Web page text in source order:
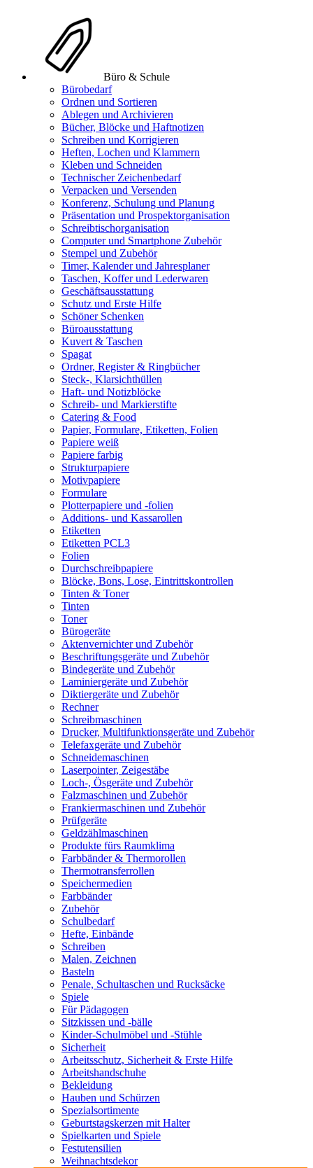
Büro & Schule
Bürobedarf
Ordnen und Sortieren
Ablegen und Archivieren
Bücher, Blöcke und Haftnotizen
Schreiben und Korrigieren
Heften, Lochen und Klammern
Kleben und Schneiden
Technischer Zeichenbedarf
Verpacken und Versenden
Konferenz, Schulung und Planung
Präsentation und Prospektorganisation
Schreibtischorganisation
Computer und Smartphone Zubehör
Stempel und Zubehör
Timer, Kalender und Jahresplaner
Taschen, Koffer und Lederwaren
Geschäftsausstattung
Schutz und Erste Hilfe
Schöner Schenken
Büroausstattung
Kuvert & Taschen
Spagat
Ordner, Register & Ringbücher
Steck-, Klarsichthüllen
Haft- und Notizblöcke
Schreib- und Markierstifte
Catering & Food
Papier, Formulare, Etiketten, Folien
Papiere weiß
Papiere farbig
Strukturpapiere
Motivpapiere
Formulare
Plotterpapiere und -folien
Additions- und Kassarollen
Etiketten
Etiketten PCL3
Folien
Durchschreibpapiere
Blöcke, Bons, Lose, Eintrittskontrollen
Tinten & Toner
Tinten
Toner
Bürogeräte
Aktenvernichter und Zubehör
Beschriftungsgeräte und Zubehör
Bindegeräte und Zubehör
Laminiergeräte und Zubehör
Diktiergeräte und Zubehör
Rechner
Schreibmaschinen
Drucker, Multifunktionsgeräte und Zubehör
Telefaxgeräte und Zubehör
Schneidemaschinen
Laserpointer, Zeigestäbe
Loch-, Ösgeräte und Zubehör
Falzmaschinen und Zubehör
Frankiermaschinen und Zubehör
Prüfgeräte
Geldzählmaschinen
Produkte fürs Raumklima
Farbbänder & Thermorollen
Thermotransferrollen
Speichermedien
Farbbänder
Zubehör
Schulbedarf
Hefte, Einbände
Schreiben
Malen, Zeichnen
Basteln
Penale, Schultaschen und Rucksäcke
Spiele
Für Pädagogen
Sitzkissen und -bälle
Kinder-Schulmöbel und -Stühle
Sicherheit
Arbeitsschutz, Sicherheit & Erste Hilfe
Arbeitshandschuhe
Bekleidung
Hauben und Schürzen
Spezialsortimente
Geburtstagskerzen mit Halter
Spielkarten und Spiele
Festutensilien
Weihnachtsdekor